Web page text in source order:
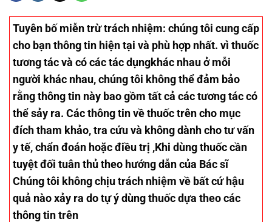
Tuyên bố miễn trừ trách nhiệm: chúng tôi cung cấp
cho bạn thông tin hiện tại và phù hợp nhất. vì thuốc
tương tác và có các tác dụngkhác nhau ở mỗi
người khác nhau, chúng tôi không thể đảm bảo
rằng thông tin này bao gồm tất cả các tương tác có
thể sảy ra. Các thông tin về thuốc trên cho mục
đích tham khảo, tra cứu và không dành cho tư vấn
y tế, chẩn đoán hoặc điều trị ,Khi dùng thuốc cần
tuyệt đối tuân thủ theo hướng dẫn của Bác sĩ
Chúng tôi không chịu trách nhiệm về bất cứ hậu
quả nào xảy ra do tự ý dùng thuốc dựa theo các
thông tin trên